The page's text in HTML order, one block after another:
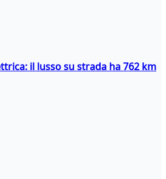
il lusso su strada ha 762 km